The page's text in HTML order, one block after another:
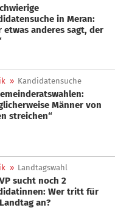
in Meran:
etwas anderes sagt, der
» Kandidatensuche
Männer von
streichen“
» Landtagswahl
Wer tritt für
an?